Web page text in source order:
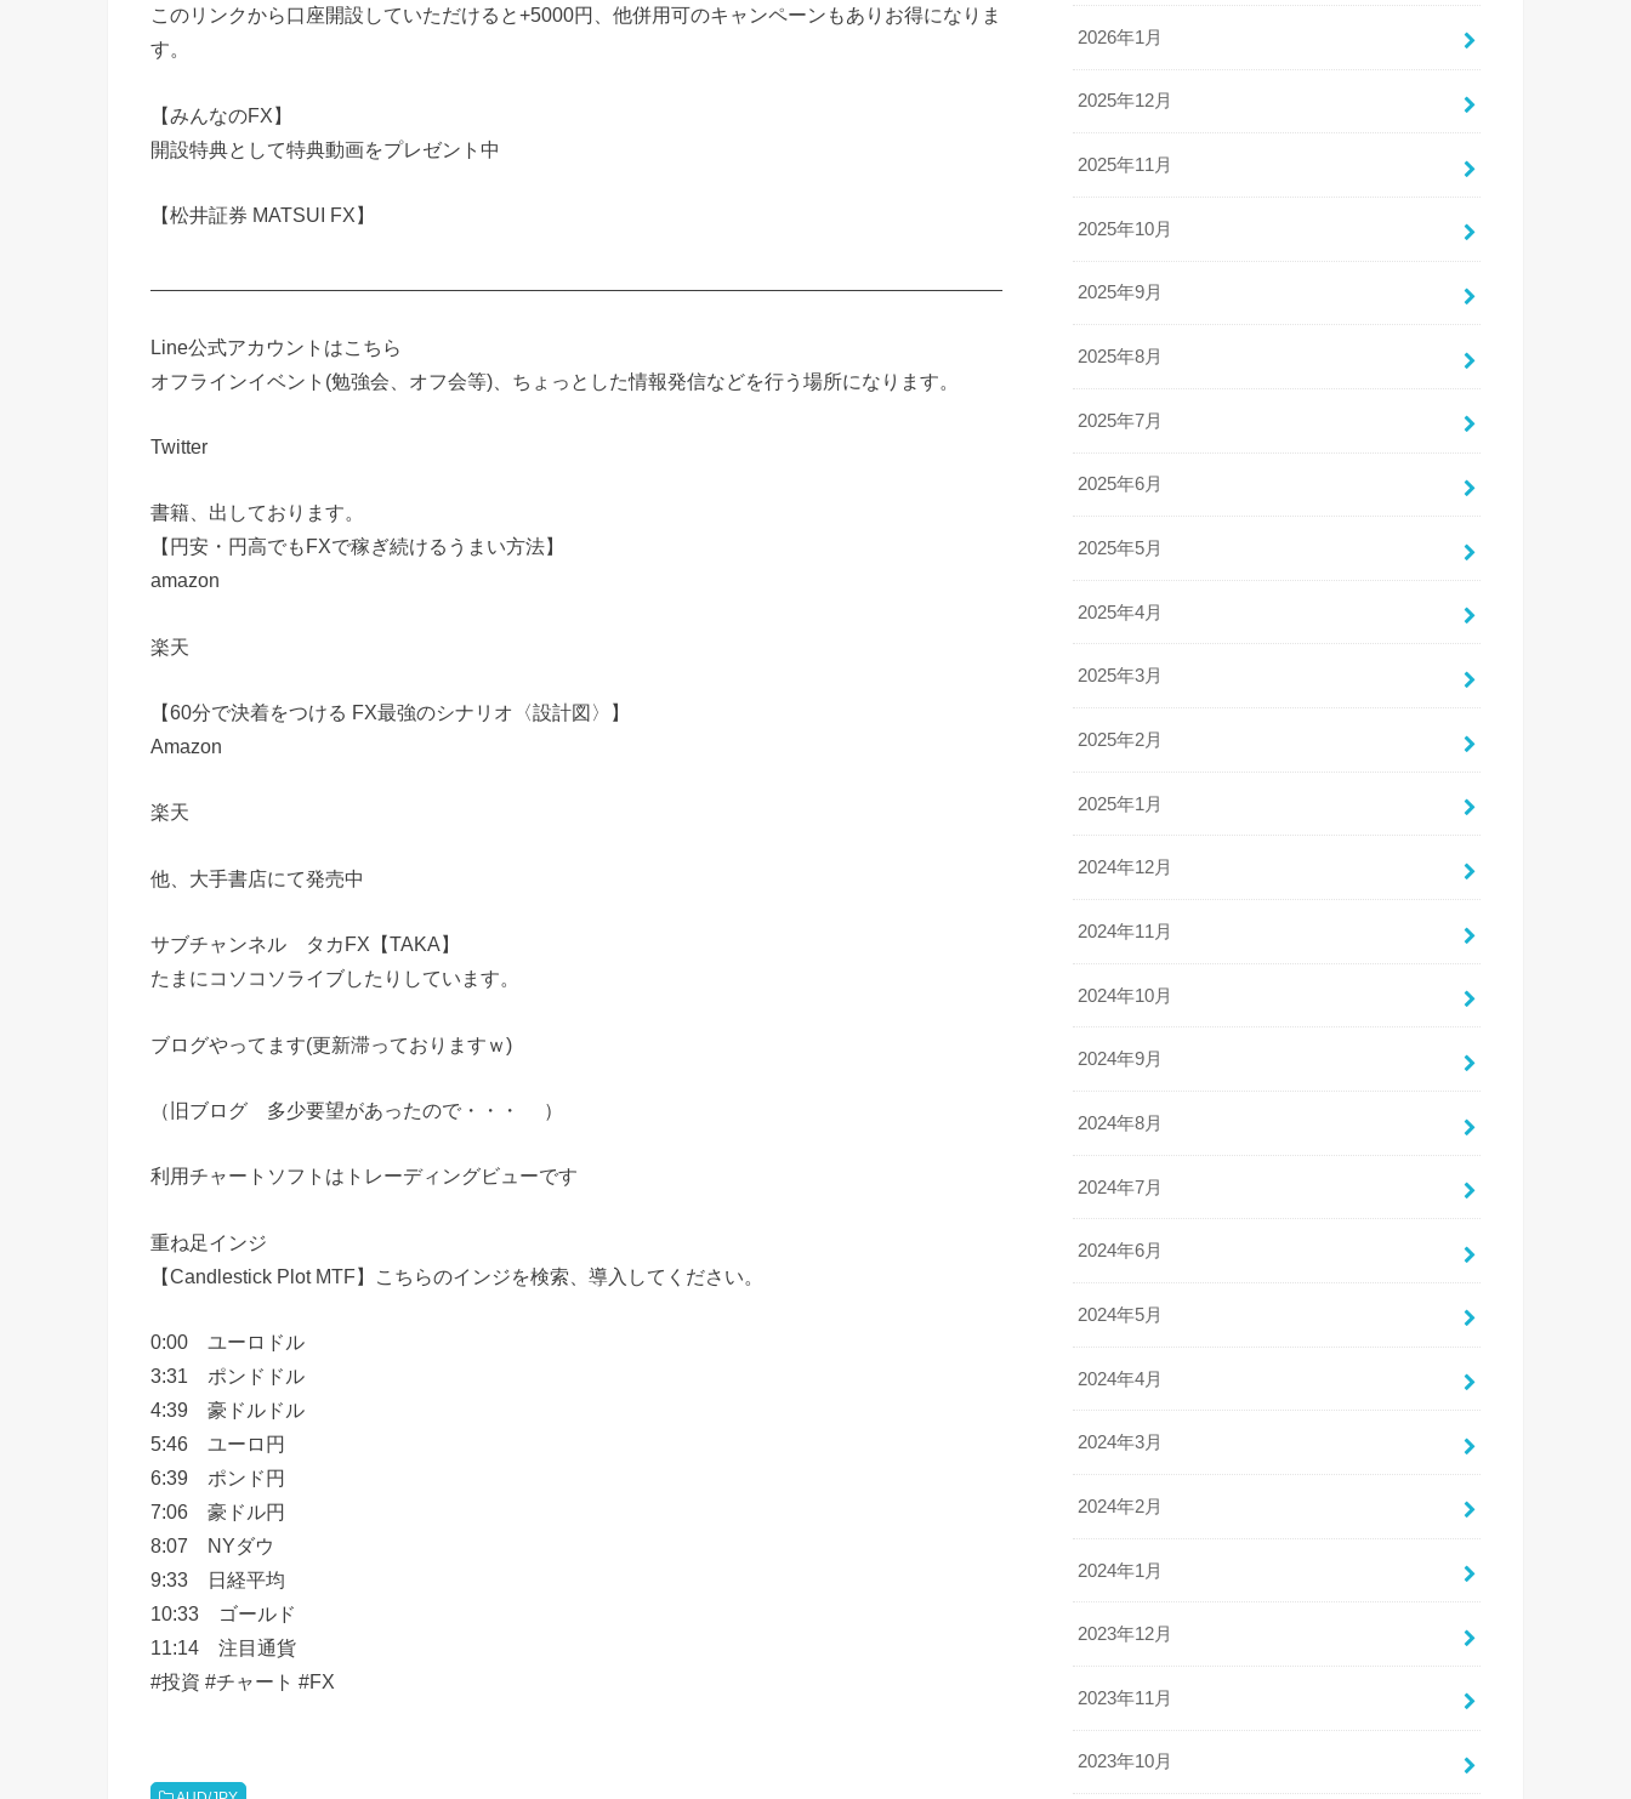
このリンクから口座開設していただけると+5000円、他併用可のキャンペーンもありお得になりま
す。
【みんなのFX】
開設特典として特典動画をプレゼント中
【松井証券 MATSUI FX】
Line公式アカウントはこちら
オフラインイベント(勉強会、オフ会等)、ちょっとした情報発信などを行う場所になります。
Twitter
書籍、出しております。
【円安・円高でもFXで稼ぎ続けるうまい方法】
amazon
楽天
【60分で決着をつける FX最強のシナリオ〈設計図〉】
Amazon
楽天
他、大手書店にて発売中
サブチャンネル タカFX【TAKA】
たまにコソコソライブしたりしています。
ブログやってます(更新滞っておりますｗ)
（旧ブログ 多少要望があったので・・・ ）
利用チャートソフトはトレーディングビューです
重ね足インジ
【Candlestick Plot MTF】こちらのインジを検索、導入してください。
0:00 ユーロドル
3:31 ポンドドル
4:39 豪ドルドル
5:46 ユーロ円
6:39 ポンド円
7:06 豪ドル円
8:07 NYダウ
9:33 日経平均
10:33 ゴールド
11:14 注目通貨
#投資 #チャート #FX
2026年1月
2025年12月
2025年11月
2025年10月
2025年9月
2025年8月
2025年7月
2025年6月
2025年5月
2025年4月
2025年3月
2025年2月
2025年1月
2024年12月
2024年11月
2024年10月
2024年9月
2024年8月
2024年7月
2024年6月
2024年5月
2024年4月
2024年3月
2024年2月
2024年1月
2023年12月
2023年11月
2023年10月